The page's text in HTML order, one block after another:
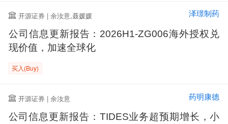
开源证券 | 余汝意,聂媛媛 泽璟制药
公司信息更新报告：2026H1-ZG006海外授权兑
现价值，加速全球化
买入(Buy)
开源证券 | 余汝意 药明康德
公司信息更新报告：TIDES业务超预期增长，小